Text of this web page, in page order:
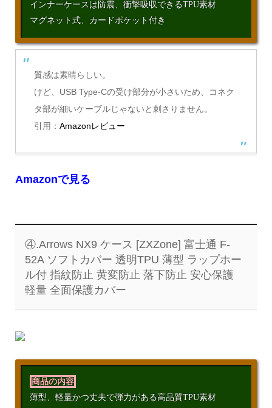
インナーケースは防震、衝撃吸収できるTPU素材
マグネット式、カードポケット付き
質感は素晴らしい。
けど、USB Type-Cの受け部分が小さいため、コネク
タ部が細いケーブルじゃないと刺さりません。
引用： Amazonレビュー
Amazonで見る
④.Arrows NX9 ケース [ZXZone] 富士通 F-
52A ソフトカバー 透明TPU 薄型 ラップホー
ル付 指紋防止 黄変防止 落下防止 安心保護
軽量 全面保護カバー
商品の内容
薄型、軽量かつ丈夫で弾力がある高品質TPU素材